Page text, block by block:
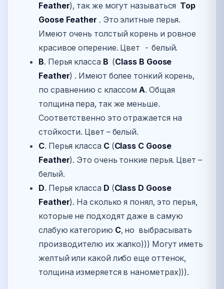
Feather), так же могут называться Top
Goose Feather . Это элитные перья.
Имеют очень толстый корень и ровное
красивое оперение. Цвет - белый.
В. Перья класса В (Class В Goose
Feather) . Имеют более тонкий корень,
по сравнению с классомА. Общая
толщина пера, так же меньше.
Соответственно это отражается на
стойкости. Цвет – белый.
С. Перья класса С(Class С Goose
Feather). Это очень тонкие перья. Цвет –
белый.
D. Перья класса D (Class D Goose
Feather). На сколько я понял, это перья,
которые не подходят даже в самую
слабую категорию С, но выбрасывать
производителю их жалко))) Могут иметь
желтый или какой либо еще оттенок,
толщина измеряется в нанометрах))).